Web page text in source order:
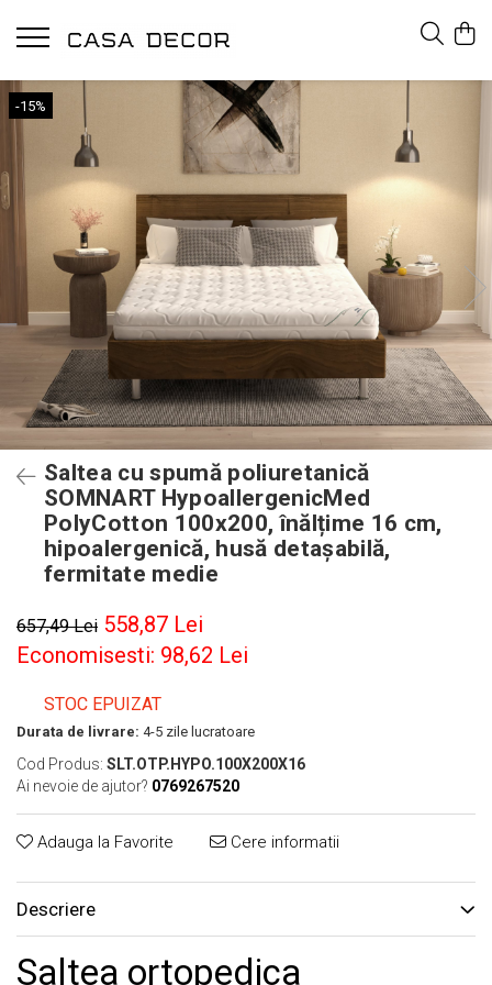
-15%
Saltea cu spumă poliuretanică
SOMNART HypoallergenicMed
PolyCotton 100x200, înălțime 16 cm,
hipoalergenică, husă detașabilă,
fermitate medie
657,49 Lei 558,87 Lei
Economisesti: 98,62 Lei
STOC EPUIZAT
Durata de livrare: 4-5 zile lucratoare
Cod Produs: SLT.OTP.HYPO.100X200X16
Ai nevoie de ajutor? 0769267520
Adauga la Favorite Cere informatii
Descriere
Saltea ortopedica